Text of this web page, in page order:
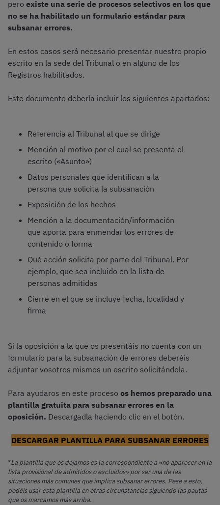
pero existe una serie de procesos selectivos en los que
no se ha habilitado un formulario estándar para
subsanar errores.
En estos casos será necesario presentar nuestro propio
escrito en la sede del Tribunal o en alguno de los
Registros habilitados.
Este documento debería incluir los siguientes apartados:
Referencia al Tribunal al que se dirige
Mención al motivo por el cual se presenta el
escrito («Asunto»)
Datos personales que identifican a la
persona que solicita la subsanación
Exposición de los hechos
Mención a la documentación/información
que aporta para enmendar los errores de
contenido o forma
Qué acción solicita por parte del Tribunal. Por
ejemplo, que sea incluido en la lista de
personas admitidas
Cierre en el que se incluye fecha, localidad y
firma
Si la oposición a la que os presentáis no cuenta con un
formulario para la subsanación de errores deberéis
adjuntar vosotros mismos un escrito solicitándola.
Para ayudaros en este proceso os hemos preparado una
plantilla gratuita para subsanar errores en la
oposición. Descargadla haciendo clic en el botón.
DESCARGAR PLANTILLA PARA SUBSANAR ERRORES
*La plantilla que os dejamos es la correspondiente a «no aparecer en la
lista provisional de admitidos o excluidos» por ser una de las
situaciones más comunes que implica subsanar errores. Pese a esto,
podéis usar esta plantilla en otras circunstancias siguiendo las pautas
que os marcamos más arriba.